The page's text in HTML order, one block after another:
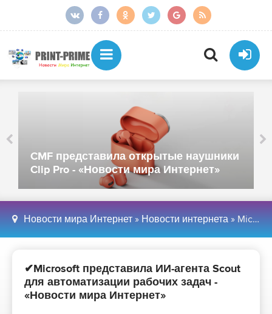
открытые наушники
мира Интернет»
Сбер представил
обучения
Интернет»
Новости мира Интернет » Новости интернета » Microsoft представила ИИ-агента Scout для автоматизации рабочих задач - «Новости мира Интернет»
✔Microsoft представила ИИ-агента Scout
для автоматизации рабочих задач -
«Новости мира Интернет»